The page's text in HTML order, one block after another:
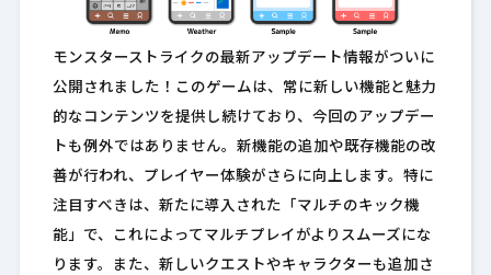
モンスターストライクの最新アップデート情報がついに
公開されました！このゲームは、常に新しい機能と魅力
的なコンテンツを提供し続けており、今回のアップデー
トも例外ではありません。新機能の追加や既存機能の改
善が行われ、プレイヤー体験がさらに向上します。特に
注目すべきは、新たに導入された「マルチのキック機
能」で、これによってマルチプレイがよりスムーズにな
ります。また、新しいクエストやキャラクターも追加さ